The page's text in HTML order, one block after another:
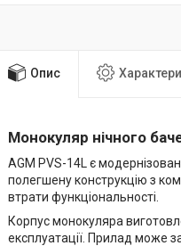
Опис
Монокуляр нічного
AGM PVS-14L є
полегшену конструкцію з
втрати функціональності.
Корпус монокуляра
експлуатації. Прилад може